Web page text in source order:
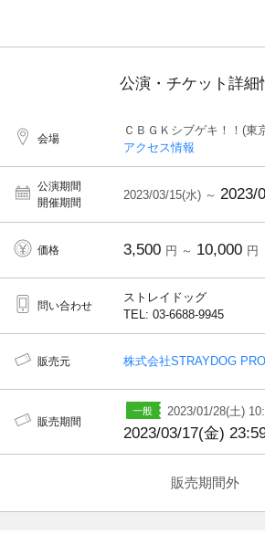
公演・チケット詳細
会場
ＣＢＧＫシブゲキ！！(東
アクセス情報
公演期間
開催期間
2023/03/15(水) ～ 2023/
価格 3,500 円 ～ 10,000 円
問い合わせ
ストレイドッグ
TEL: 03-6688-9945
販売元 株式会社STRAYDOG
販売期間
2023/01/28(土)
2023/03/17(金)
販売期間外